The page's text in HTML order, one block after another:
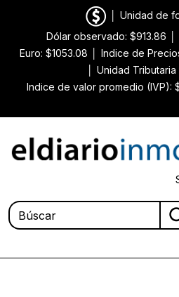
Unidad de
Dólar observado: $913.86
Euro: $1053.08
Indice de
Unidad
Indice de valor promedio (IVP):